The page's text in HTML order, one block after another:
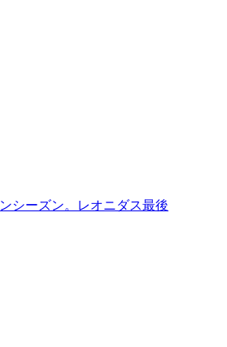
シーズン。レオニダス最後